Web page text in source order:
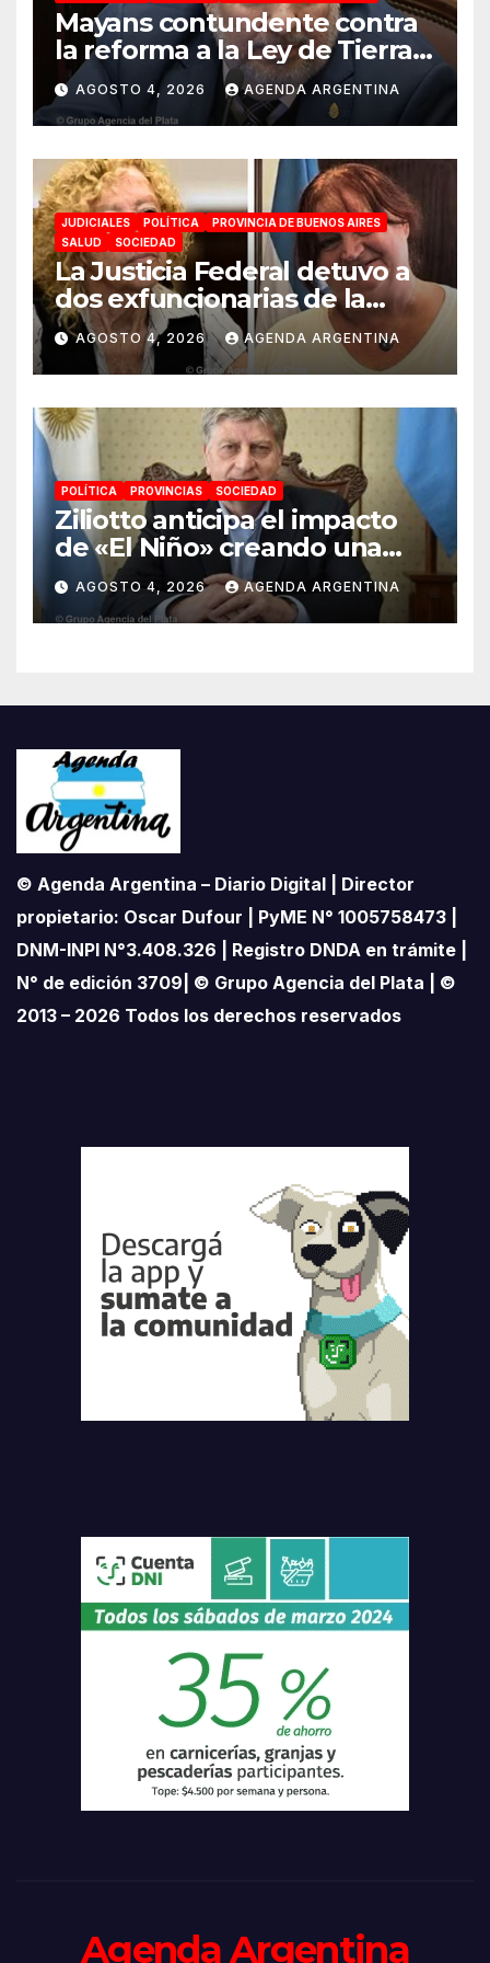
Mayans contundente contra
la reforma a la Ley de Tierras:
«Esta ley vende el país»
AGOSTO 4, 2026 AGENDA ARGENTINA
JUDICIALES POLÍTICA
PROVINCIA DE BUENOS AIRES
SALUD
SOCIEDAD
La Justicia Federal detuvo a
dos exfuncionarias de la
ANMAT y el INAME por la
causa del fentanilo
contaminado
AGOSTO 4, 2026 AGENDA ARGENTINA
POLÍTICA PROVINCIAS SOCIEDAD
Ziliotto anticipa el impacto
de «El Niño» creando una
«Unidad de Gestión» para
proteger el territorio
pampeano
AGOSTO 4, 2026 AGENDA ARGENTINA
© Agenda Argentina – Diario Digital | Director
propietario: Oscar Dufour | PyME N° 1005758473 |
DNM-INPI N°3.408.326 | Registro DNDA en trámite |
N° de edición 3709| © Grupo Agencia del Plata | ©
2013 – 2026 Todos los derechos reservados
Agenda Argentina